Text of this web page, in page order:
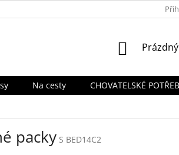
Na cesty CHOVATELSKÉ
packy S BED14C2